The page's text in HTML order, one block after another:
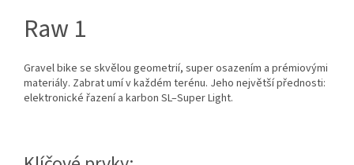
Raw 1
Gravel bike se skvělou geometrií, super osazením a prémiovými
materiály. Zabrat umí v každém terénu. Jeho největší přednosti:
elektronické řazení a karbon SL–Super Light.